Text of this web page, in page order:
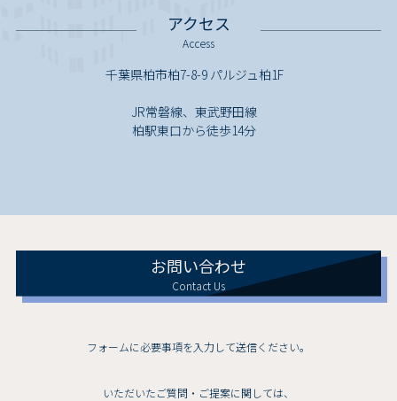
アクセス
Access
千葉県柏市柏7-8-9 パルジュ柏1F
JR常磐線、東武野田線
柏駅東口から徒歩14分
お問い合わせ
Contact Us
フォームに必要事項を入力して送信ください。
いただいたご質問・ご提案に関しては、